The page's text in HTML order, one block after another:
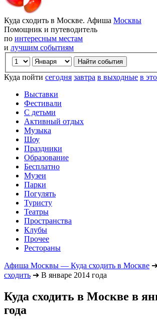
Куда сходить в Москве. Афиша Москвы
Помощник и путеводитель
по интересным местам
и лучшим событиям
Куда пойти сегодня завтра в выходные в
Выставки
Фестивали
С детьми
Активный отдых
Музыка
Шоу
Праздники
Образование
Бесплатно
Музеи
Парки
Погулять
Туристу
Театры
Пространства
Клубы
Прочее
Рестораны
Афиша Москвы — Куда сходить в Москве
сходить ➔ В январе 2014 года
Куда сходить в Москве в
года